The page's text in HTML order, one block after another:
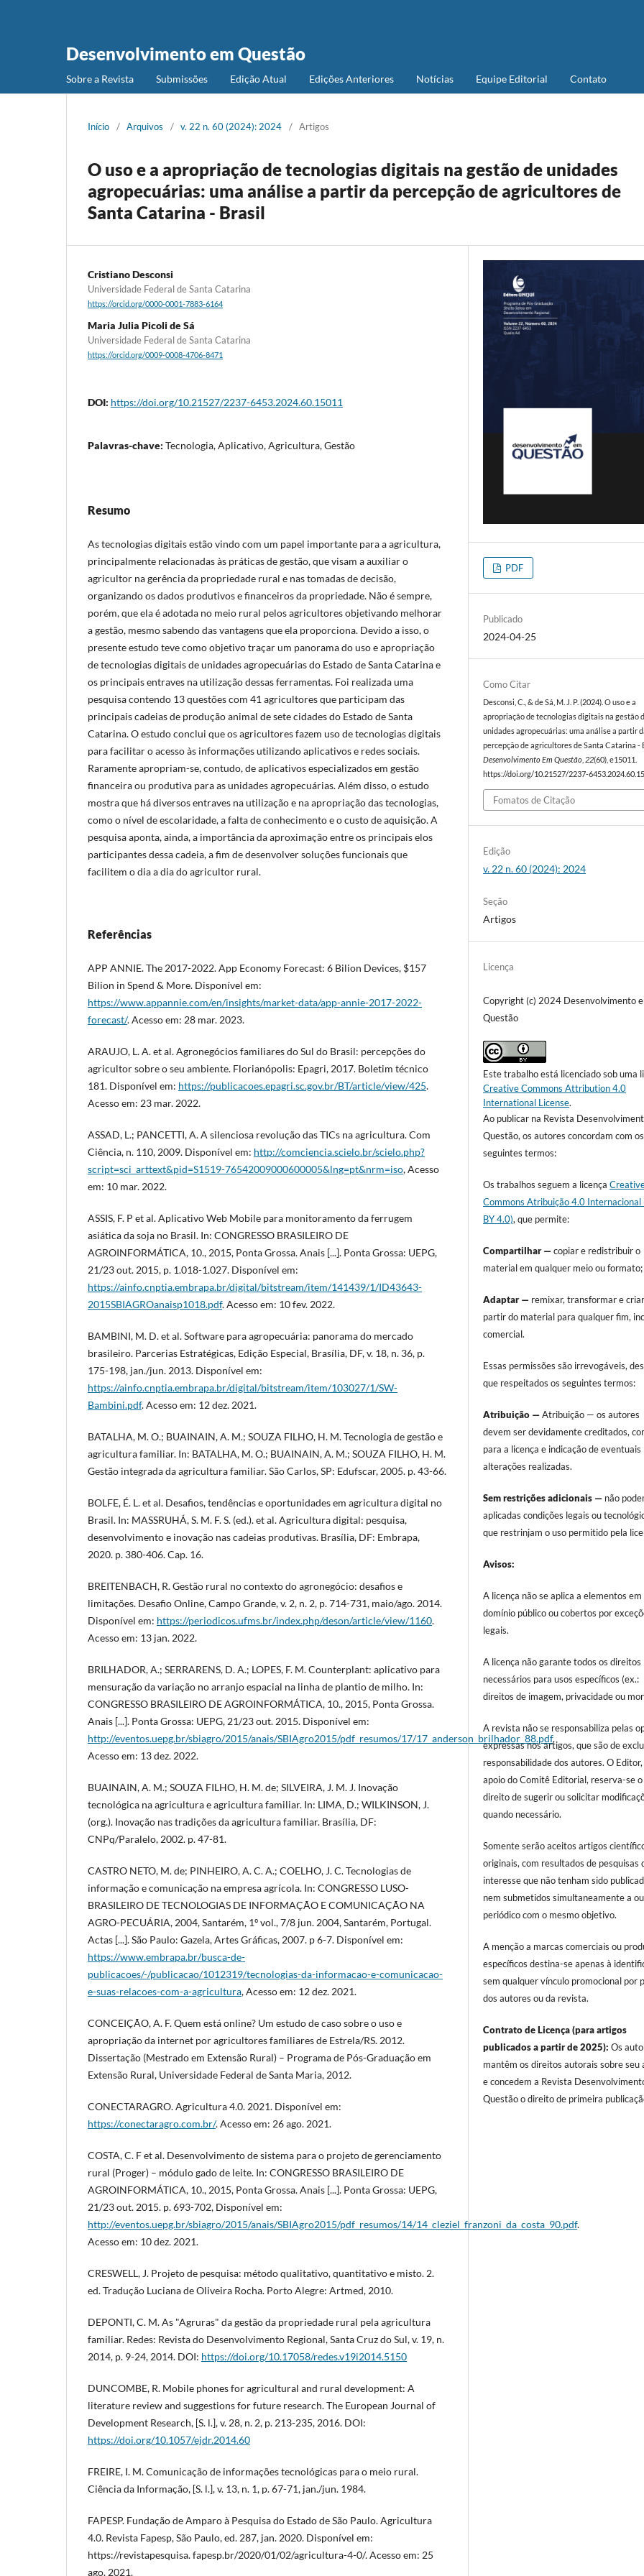
Desenvolvimento em Questão
Sobre a Revista Submissões Edição Atual Edições Anteriores Notícias Equipe Editorial Contato
Início / Arquivos / v. 22 n. 60 (2024): 2024 / Artigos
O uso e a apropriação de tecnologias digitais na gestão de unidades
agropecuárias: uma análise a partir da percepção de agricultores de
Santa Catarina - Brasil
Cristiano Desconsi
Universidade Federal de Santa Catarina
https://orcid.org/0000-0001-7883-6164
Maria Julia Picoli de Sá
Universidade Federal de Santa Catarina
https://orcid.org/0009-0008-4706-8471
DOI: https://doi.org/10.21527/2237-6453.2024.60.15011
Palavras-chave: Tecnologia, Aplicativo, Agricultura, Gestão
Resumo
As tecnologias digitais estão vindo com um papel importante para a agricultura,
principalmente relacionadas às práticas de gestão, que visam a auxiliar o
agricultor na gerência da propriedade rural e nas tomadas de decisão,
organizando os dados produtivos e financeiros da propriedade. Não é sempre,
porém, que ela é adotada no meio rural pelos agricultores objetivando melhorar
a gestão, mesmo sabendo das vantagens que ela proporciona. Devido a isso, o
presente estudo teve como objetivo traçar um panorama do uso e apropriação
de tecnologias digitais de unidades agropecuárias do Estado de Santa Catarina e
os principais entraves na utilização dessas ferramentas. Foi realizada uma
pesquisa contendo 13 questões com 41 agricultores que participam das
principais cadeias de produção animal de sete cidades do Estado de Santa
Catarina. O estudo conclui que os agricultores fazem uso de tecnologias digitais
para facilitar o acesso às informações utilizando aplicativos e redes sociais.
Raramente apropriam-se, contudo, de aplicativos especializados em gestão
financeira ou produtiva para as unidades agropecuárias. Além disso, o estudo
mostra que há diversos entraves na utilização e na apropriação das tecnologias,
como o nível de escolaridade, a falta de conhecimento e o custo de aquisição. A
pesquisa aponta, ainda, a importância da aproximação entre os principais elos
participantes dessa cadeia, a fim de desenvolver soluções funcionais que
facilitem o dia a dia do agricultor rural.
Referências
APP ANNIE. The 2017-2022. App Economy Forecast: 6 Bilion Devices, $157
Bilion in Spend & More. Disponível em:
https://www.appannie.com/en/insights/market-data/app-annie-2017-2022-
forecast/. Acesso em: 28 mar. 2023.
ARAUJO, L. A. et al. Agronegócios familiares do Sul do Brasil: percepções do
agricultor sobre o seu ambiente. Florianópolis: Epagri, 2017. Boletim técnico
181. Disponível em: https://publicacoes.epagri.sc.gov.br/BT/article/view/425.
Acesso em: 23 mar. 2022.
ASSAD, L.; PANCETTI, A. A silenciosa revolução das TICs na agricultura. Com
Ciência, n. 110, 2009. Disponível em: http://comciencia.scielo.br/scielo.php?
script=sci_arttext&pid=S1519-76542009000600005&lng=pt&nrm=iso, Acesso
em: 10 mar. 2022.
ASSIS, F. P et al. Aplicativo Web Mobile para monitoramento da ferrugem
asiática da soja no Brasil. In: CONGRESSO BRASILEIRO DE
AGROINFORMÁTICA, 10., 2015, Ponta Grossa. Anais [...]. Ponta Grossa: UEPG,
21/23 out. 2015, p. 1.018-1.027. Disponível em:
https://ainfo.cnptia.embrapa.br/digital/bitstream/item/141439/1/ID43643-
2015SBIAGROanaisp1018.pdf. Acesso em: 10 fev. 2022.
BAMBINI, M. D. et al. Software para agropecuária: panorama do mercado
brasileiro. Parcerias Estratégicas, Edição Especial, Brasília, DF, v. 18, n. 36, p.
175-198, jan./jun. 2013. Disponível em:
https://ainfo.cnptia.embrapa.br/digital/bitstream/item/103027/1/SW-
Bambini.pdf. Acesso em: 12 dez. 2021.
BATALHA, M. O.; BUAINAIN, A. M.; SOUZA FILHO, H. M. Tecnologia de gestão e
agricultura familiar. In: BATALHA, M. O.; BUAINAIN, A. M.; SOUZA FILHO, H. M.
Gestão integrada da agricultura familiar. São Carlos, SP: Edufscar, 2005. p. 43-66.
BOLFE, É. L. et al. Desafios, tendências e oportunidades em agricultura digital no
Brasil. In: MASSRUHÁ, S. M. F. S. (ed.). et al. Agricultura digital: pesquisa,
desenvolvimento e inovação nas cadeias produtivas. Brasília, DF: Embrapa,
2020. p. 380-406. Cap. 16.
BREITENBACH, R. Gestão rural no contexto do agronegócio: desafios e
limitações. Desafio Online, Campo Grande, v. 2, n. 2, p. 714-731, maio/ago. 2014.
Disponível em: https://periodicos.ufms.br/index.php/deson/article/view/1160.
Acesso em: 13 jan. 2022.
BRILHADOR, A.; SERRARENS, D. A.; LOPES, F. M. Counterplant: aplicativo para
mensuração da variação no arranjo espacial na linha de plantio de milho. In:
CONGRESSO BRASILEIRO DE AGROINFORMÁTICA, 10., 2015, Ponta Grossa.
Anais [...]. Ponta Grossa: UEPG, 21/23 out. 2015. Disponível em:
http://eventos.uepg.br/sbiagro/2015/anais/SBIAgro2015/pdf_resumos/17/17_anderson_brilhador_88.pdf.
Acesso em: 13 dez. 2022.
BUAINAIN, A. M.; SOUZA FILHO, H. M. de; SILVEIRA, J. M. J. Inovação
tecnológica na agricultura e agricultura familiar. In: LIMA, D.; WILKINSON, J.
(org.). Inovação nas tradições da agricultura familiar. Brasília, DF:
CNPq/Paralelo, 2002. p. 47-81.
CASTRO NETO, M. de; PINHEIRO, A. C. A.; COELHO, J. C. Tecnologias de
informação e comunicação na empresa agrícola. In: CONGRESSO LUSO-
BRASILEIRO DE TECNOLOGIAS DE INFORMAÇÃO E COMUNICAÇÃO NA
AGRO-PECUÁRIA, 2004, Santarém, 1º vol., 7/8 jun. 2004, Santarém, Portugal.
Actas [...]. São Paulo: Gazela, Artes Gráficas, 2007. p 6-7. Disponível em:
https://www.embrapa.br/busca-de-
publicacoes/-/publicacao/1012319/tecnologias-da-informacao-e-comunicacao-
e-suas-relacoes-com-a-agricultura, Acesso em: 12 dez. 2021.
CONCEIÇÃO, A. F. Quem está online? Um estudo de caso sobre o uso e
apropriação da internet por agricultores familiares de Estrela/RS. 2012.
Dissertação (Mestrado em Extensão Rural) – Programa de Pós-Graduação em
Extensão Rural, Universidade Federal de Santa Maria, 2012.
CONECTARAGRO. Agricultura 4.0. 2021. Disponível em:
https://conectaragro.com.br/. Acesso em: 26 ago. 2021.
COSTA, C. F et al. Desenvolvimento de sistema para o projeto de gerenciamento
rural (Proger) – módulo gado de leite. In: CONGRESSO BRASILEIRO DE
AGROINFORMÁTICA, 10., 2015, Ponta Grossa. Anais [...]. Ponta Grossa: UEPG,
21/23 out. 2015. p. 693-702, Disponível em:
http://eventos.uepg.br/sbiagro/2015/anais/SBIAgro2015/pdf_resumos/14/14_cleziel_franzoni_da_costa_90.pdf.
Acesso em: 10 dez. 2021.
CRESWELL, J. Projeto de pesquisa: método qualitativo, quantitativo e misto. 2.
ed. Tradução Luciana de Oliveira Rocha. Porto Alegre: Artmed, 2010.
DEPONTI, C. M. As "Agruras" da gestão da propriedade rural pela agricultura
familiar. Redes: Revista do Desenvolvimento Regional, Santa Cruz do Sul, v. 19, n.
2014, p. 9-24, 2014. DOI: https://doi.org/10.17058/redes.v19i2014.5150
DUNCOMBE, R. Mobile phones for agricultural and rural development: A
literature review and suggestions for future research. The European Journal of
Development Research, [S. l.], v. 28, n. 2, p. 213-235, 2016. DOI:
https://doi.org/10.1057/ejdr.2014.60
FREIRE, I. M. Comunicação de informações tecnológicas para o meio rural.
Ciência da Informação, [S. l.], v. 13, n. 1, p. 67-71, jan./jun. 1984.
FAPESP. Fundação de Amparo à Pesquisa do Estado de São Paulo. Agricultura
4.0. Revista Fapesp, São Paulo, ed. 287, jan. 2020. Disponível em:
https://revistapesquisa. fapesp.br/2020/01/02/agricultura-4-0/. Acesso em: 25
ago. 2021.
PDF
Publicado
2024-04-25
Como Citar
Desconsi, C., & de Sá, M. J. P. (2024). O uso e a
apropriação de tecnologias digitais na gestão
unidades agropecuárias: uma análise a partir
percepção de agricultores de Santa Catarina -
Desenvolvimento Em Questão 22(60), e15011.
https://doi.org/10.21527/2237-
Fomatos de Citação
Edição
v. 22 n. 60 (2024): 2024
Seção
Artigos
Licença
Copyright (c) 2024 Desenvolvimento
Questão
Este trabalho está licenciado sob uma
Creative Commons Attribution 4.0
International License.
Ao publicar na Revista
Questão, os autores concordam com os
seguintes termos:
Os trabalhos seguem a licença
Commons Atribuição 4.0 Internacional
BY 4.0), que permite:
Compartilhar —copiar e redistribuir o
material em qualquer meio ou formato;
Adaptar — remixar, transformar e
partir do material para qualquer fim,
comercial.
Essas permissões são irrevogáveis,
que respeitados os seguintes termos:
Atribuição —Atribuição — os autores
devem ser devidamente creditados,
para a licença e indicação de eventuais
alterações realizadas.
Sem restrições adicionais — não
aplicadas condições legais ou
que restrinjam o uso permitido pela
Avisos:
A licença não se aplica a elementos em
domínio público ou cobertos por
legais.
A licença não garante todos os direitos
necessários para usos específicos (ex.:
direitos de imagem, privacidade ou
A revista não se responsabiliza pelas
expressas nos artigos, que são de
responsabilidade dos autores. O
apoio do Comitê Editorial, reserva-se o
direito de sugerir ou solicitar
quando necessário.
Somente serão aceitos artigos
originais, com resultados de pesquisas
interesse que não tenham sido
nem submetidos simultaneamente a
periódico com o mesmo objetivo.
A menção a marcas comerciais ou
específicos destina-se apenas à
sem qualquer vínculo promocional por
dos autores ou da revista.
Contrato de Licença (para artigos
publicados a partir de 2025): Os
mantêm os direitos autorais sobre seu
e concedem a Revista
Questão o direito de primeira